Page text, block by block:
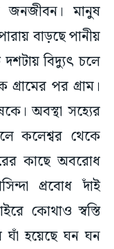
জনজীবন। মানুষ
বাড়ছে পানীয়
বিদ্যুৎ চলে
গ্রামের পর গ্রাম।
অবস্থা সহ্যের
কলেশ্বর থেকে
কাছে অবরোধ
প্রবোধ দাঁই
কোথাও স্বস্তি
ঘাঁ হয়েছে ঘন ঘন